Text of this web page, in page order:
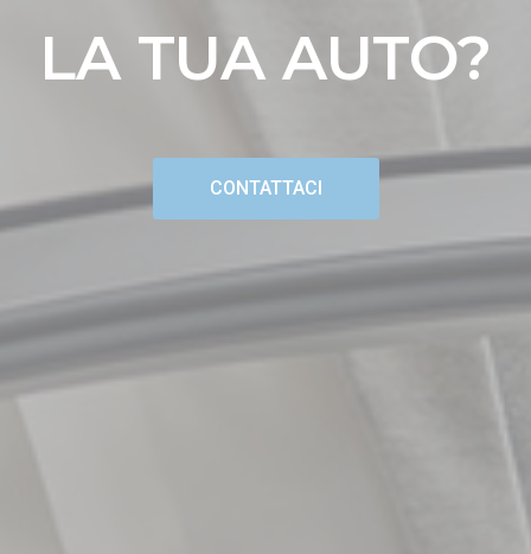
LA TUA AUTO?
CONTATTACI